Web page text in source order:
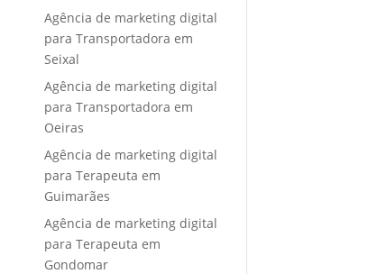
Agência de marketing digital
para Transportadora em
Seixal
Agência de marketing digital
para Transportadora em
Oeiras
Agência de marketing digital
para Terapeuta em
Guimarães
Agência de marketing digital
para Terapeuta em
Gondomar